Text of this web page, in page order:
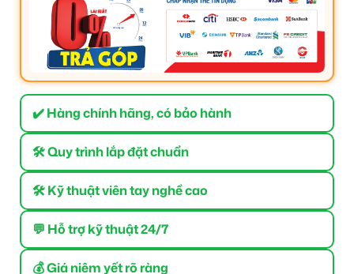
✔️ Hàng chính hãng, có bảo hành
🛠 Quy trình lắp đặt chuẩn
🛠 Kỹ thuật viên tay nghề cao
💬 Hỗ trợ kỹ thuật 24/7
💰 Giá niêm yết rõ ràng